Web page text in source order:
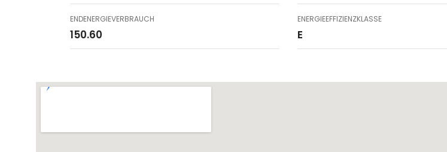
ENDENERGIEVERBRAUCH
150.60
ENERGIEEFFIZIENZKLASSE
E